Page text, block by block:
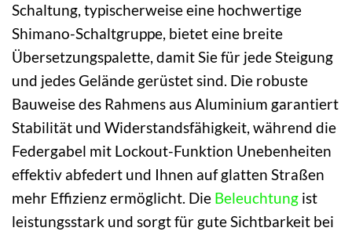
Schaltung, typischerweise eine hochwertige
Shimano-Schaltgruppe, bietet eine breite
Übersetzungspalette, damit Sie für jede Steigung
und jedes Gelände gerüstet sind. Die robuste
Bauweise des Rahmens aus Aluminium garantiert
Stabilität und Widerstandsfähigkeit, während die
Federgabel mit Lockout-Funktion Unebenheiten
effektiv abfedert und Ihnen auf glatten Straßen
mehr Effizienz ermöglicht. Die Beleuchtung ist
leistungsstark und sorgt für gute Sichtbarkeit bei